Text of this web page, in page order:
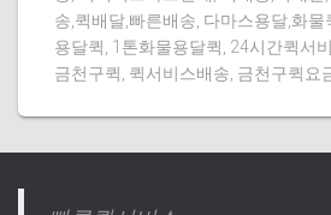
송,퀵배달,빠른배송, 다마스용달,화
용달퀵, 1톤화물용달퀵, 24시간퀵서
금천구퀵, 퀵서비스배송, 금천구퀵요